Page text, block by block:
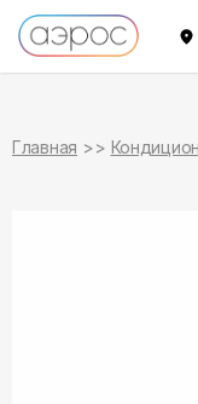
Главная
в наличии
в наличии